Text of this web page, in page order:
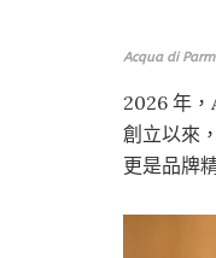
Acqua di
2026 年
創立以來
更是品牌